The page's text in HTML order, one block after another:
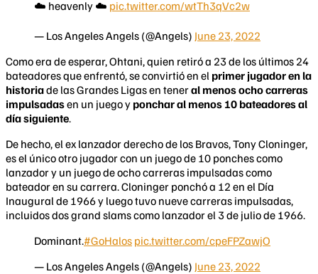
☁️ heavenly ☁️ pic.twitter.com/wtTh3qVc2w
— Los Angeles Angels (@Angels) June 23, 2022
Como era de esperar, Ohtani, quien retiró a 23 de los últimos 24
bateadores que enfrentó, se convirtió en el primer jugador en la
historiade las Grandes Ligas en teneral menos ocho carreras
impulsadasen un juego y ponchar al menos 10 bateadores al
día siguiente.
De hecho, el ex lanzador derecho de los Bravos, Tony Cloninger,
es el único otro jugador con un juego de 10 ponches como
lanzador y un juego de ocho carreras impulsadas como
bateador en su carrera. Cloninger ponchó a 12 en el Día
Inaugural de 1966 y luego tuvo nueve carreras impulsadas,
incluidos dos grand slams como lanzador el 3 de julio de 1966.
Dominant.#GoHalos pic.twitter.com/cpeFPZawjO
— Los Angeles Angels (@Angels) June 23, 2022